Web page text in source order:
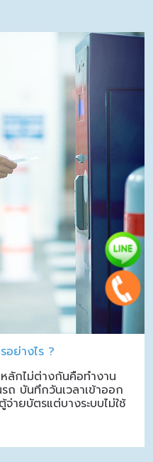
อย่างไร ?
ลักไม่ต่างกันคือทำงาน
ถ บันทึกวันเวลาเข้าออก
ายบัตรแต่บางระบบไม่ใช้